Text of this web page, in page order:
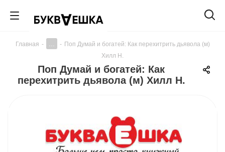
Главная - - Поп Думай и богатей: Как перехитрить дьявола (м)
Хилл Н.
Поп Думай и богатей: Как
перехитрить дьявола (м) Хилл Н.